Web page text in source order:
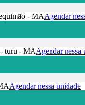
- MAAgendar
- turu - MAAgendar nessa
Agendar nessa unidade